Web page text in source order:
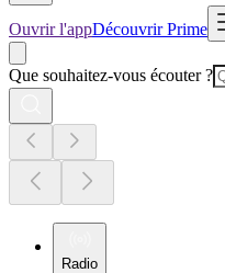
Ouvrir l'appDécouvrir Prime
Que souhaitez-vous écouter ?
Radio